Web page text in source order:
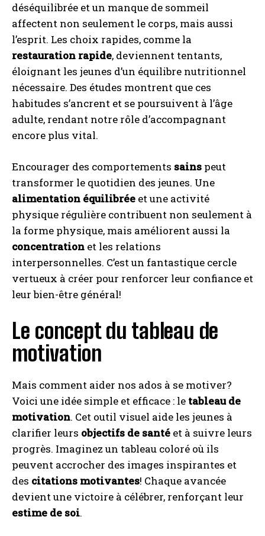
déséquilibrée et un manque de sommeil
affectent non seulement le corps, mais aussi
l’esprit. Les choix rapides, comme la
restauration rapide, deviennent tentants,
éloignant les jeunes d’un équilibre nutritionnel
nécessaire. Des études montrent que ces
habitudes s’ancrent et se poursuivent à l’âge
adulte, rendant notre rôle d’accompagnant
encore plus vital.
Encourager des comportements sains peut
transformer le quotidien des jeunes. Une
alimentation équilibrée et une activité
physique régulière contribuent non seulement à
la forme physique, mais améliorent aussi la
concentration et les relations
interpersonnelles. C’est un fantastique cercle
vertueux à créer pour renforcer leur confiance et
leur bien-être général!
Le concept du tableau de
motivation
Mais comment aider nos ados à se motiver?
Voici une idée simple et efficace : le tableau de
motivation. Cet outil visuel aide les jeunes à
clarifier leurs objectifs de santé et à suivre leurs
progrès. Imaginez un tableau coloré où ils
peuvent accrocher des images inspirantes et
des citations motivantes! Chaque avancée
devient une victoire à célébrer, renforçant leur
estime de soi.